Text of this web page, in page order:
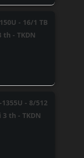
- 16/1 TB
th - TKDN
- 8/512
3 th - TKDN